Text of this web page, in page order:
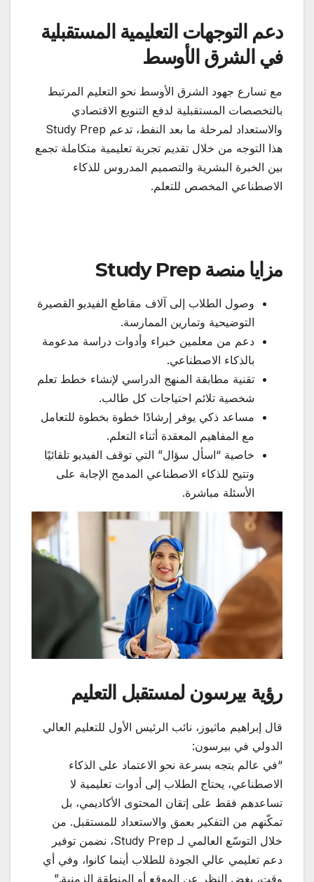
دعم التوجهات التعليمية المستقبلية
في الشرق الأوسط
مع تسارع جهود الشرق الأوسط نحو التعليم المرتبط
بالتخصصات المستقبلية لدفع التنويع الاقتصادي
والاستعداد لمرحلة ما بعد النفط، تدعم Study Prep
هذا التوجه من خلال تقديم تجربة تعليمية متكاملة تجمع
بين الخبرة البشرية والتصميم المدروس للذكاء
الاصطناعي المخصص للتعلم.
مزايا منصة Study Prep
وصول الطلاب إلى آلاف مقاطع الفيديو القصيرة
التوضيحية وتمارين الممارسة.
دعم من معلمين خبراء وأدوات دراسة مدعومة
بالذكاء الاصطناعي.
تقنية مطابقة المنهج الدراسي لإنشاء خطط تعلم
شخصية تلائم احتياجات كل طالب.
مساعد ذكي يوفر إرشادًا خطوة بخطوة للتعامل
مع المفاهيم المعقدة أثناء التعلم.
خاصية “اسأل سؤال” التي توقف الفيديو تلقائيًا
وتتيح للذكاء الاصطناعي المدمج الإجابة على
الأسئلة مباشرة.
رؤية بيرسون لمستقبل التعليم
قال إبراهيم ماثيوز، نائب الرئيس الأول للتعليم العالي
الدولي في بيرسون:
“في عالم يتجه بسرعة نحو الاعتماد على الذكاء
الاصطناعي، يحتاج الطلاب إلى أدوات تعليمية لا
تساعدهم فقط على إتقان المحتوى الأكاديمي، بل
تمكّنهم من التفكير بعمق والاستعداد للمستقبل. من
خلال التوسّع العالمي لـ Study Prep، نضمن توفير
دعم تعليمي عالي الجودة للطلاب أينما كانوا، وفي أي
وقت، بغض النظر عن الموقع أو المنطقة الزمنية.”